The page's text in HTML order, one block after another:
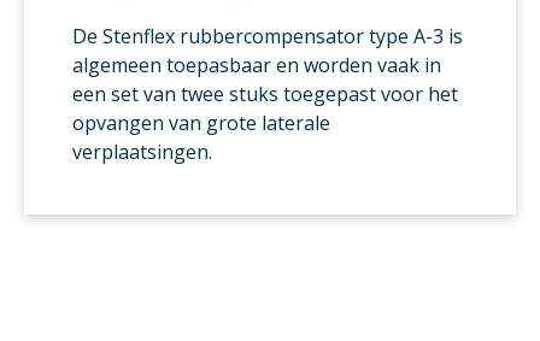
De Stenflex rubbercompensator type A-3 is
algemeen toepasbaar en worden vaak in
een set van twee stuks toegepast voor het
opvangen van grote laterale
verplaatsingen.